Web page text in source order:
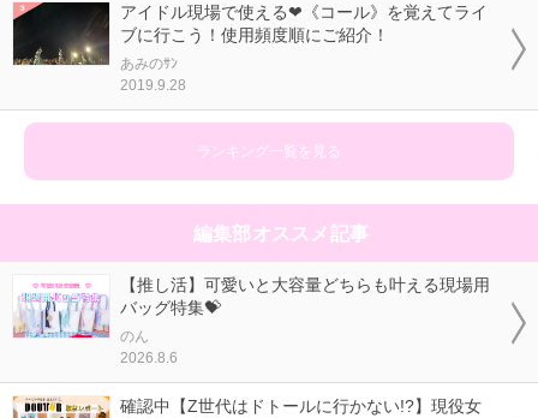
アイドル現場で使える❤《コール》を覚えてライ
ブに行こう！使用頻度順にご紹介！
あみのｻﾝ
2019.9.28
ランキング一覧を見る
編集部オススメ記事
【推し活】可愛いと大容量どちらも叶える現場用
バッグ特集💝
のん
2026.8.6
確認中【Z世代はドトールに行かない!?】現役女